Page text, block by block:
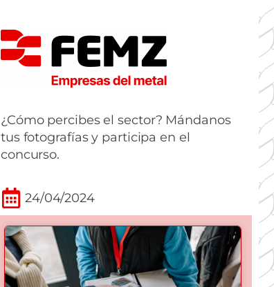
¿Cómo percibes el sector? Mándanos
tus fotografías y participa en el
concurso.
24/04/2024